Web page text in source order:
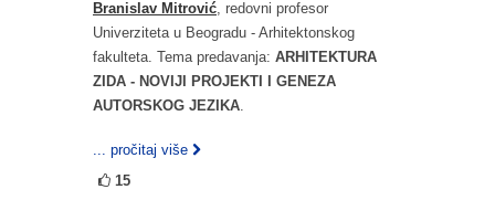
Branislav Mitrović , redovni profesor
Univerziteta u Beogradu - Arhitektonskog
fakulteta. Tema predavanja: ARHITEKTURA
ZIDA - NOVIJI PROJEKTI I GENEZA
AUTORSKOG JEZIKA
... pročitaj više
15